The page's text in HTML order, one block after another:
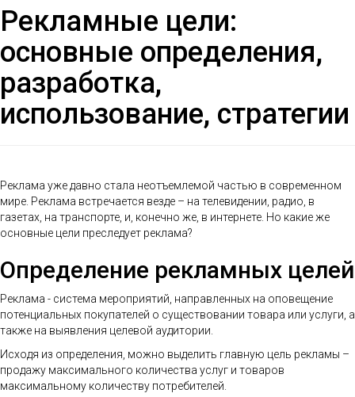
Рекламные цели:
основные определения,
разработка,
использование, стратегии
Реклама уже давно стала неотъемлемой частью в современном
мире. Реклама встречается везде – на телевидении, радио, в
газетах, на транспорте, и, конечно же, в интернете. Но какие же
основные цели преследует реклама?
Определение рекламных целей
Реклама - система мероприятий, направленных на оповещение
потенциальных покупателей о существовании товара или услуги, а
также на выявления целевой аудитории.
Исходя из определения, можно выделить главную цель рекламы –
продажу максимального количества услуг и товаров
максимальному количеству потребителей.